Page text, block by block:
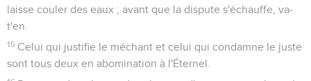
laisse couler des eaux ; avant que la dispute s'échauffe, va-
t'en.
15 Celui qui justifie le méchant et celui qui condamne le juste
sont tous deux en abomination à l'Éternel.